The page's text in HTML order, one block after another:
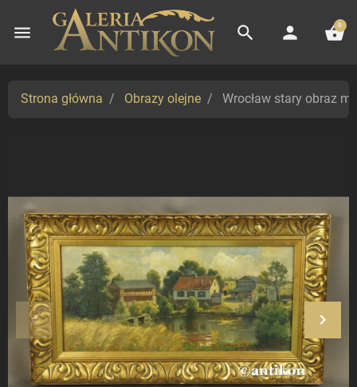
menu search person shopping_basket
0
Strona główna Obrazy olejne Wrocław stary obraz
Poprzedni
keyboard_arrow_left keyboard_arrow_right